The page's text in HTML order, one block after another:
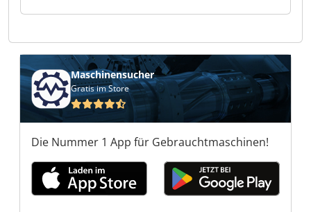
PowerMach GmbH PowerMach GmbH
PowerMach GmbH PowerMach GmbH
PowerMach GmbH PowerMach GmbH
Maschinensucher
Gratis im Store
Die Nummer 1 App für Gebrauchtmaschinen!